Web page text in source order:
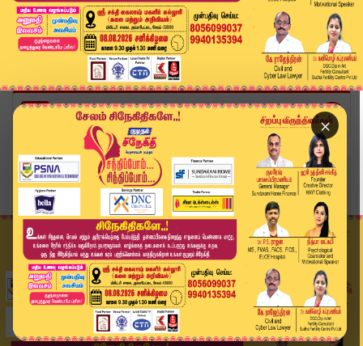
×
Home
அரசியல்
பல கட்சி மாறிய நாஞ்சில் சம்பத்: விஜய்யின் தமிழக...